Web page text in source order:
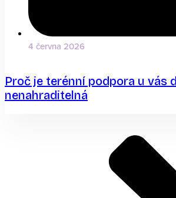
4 června 2026
Proč je terénní podpora u vás
nenahraditelná